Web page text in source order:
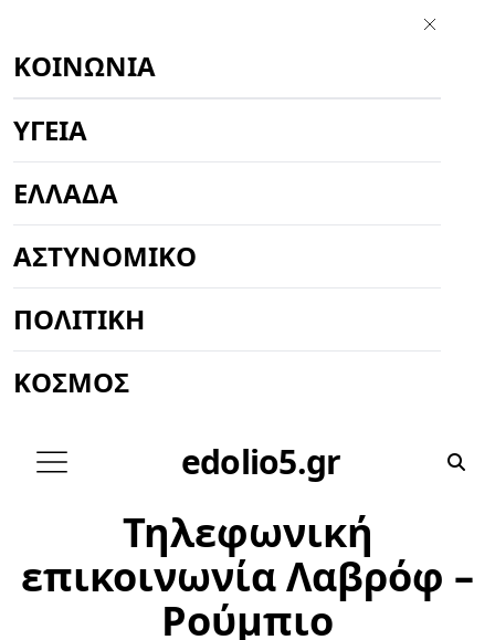
ΚΟΙΝΩΝΊΑ
ΥΓΕΊΑ
ΕΛΛΆΔΑ
ΑΣΤΥΝΟΜΙΚΌ
ΠΟΛΙΤΙΚΉ
ΚΌΣΜΟΣ
edolio5.gr
Τηλεφωνική
επικοινωνία Λαβρόφ –
Ρούμπιο